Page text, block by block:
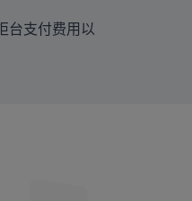
台支付费用以